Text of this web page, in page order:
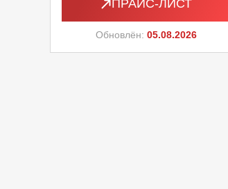
ПРАЙС-ЛИСТ
Обновлён: 05.08.2026